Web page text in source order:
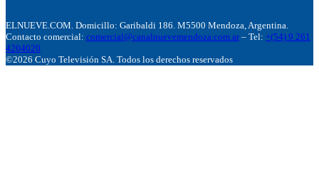
ELNUEVE.COM. Domicillo: Garibaldi 186. M5500 Mendoza, Argentina.
Contacto comercial: comercial@canalnuevemendoza.com.ar – Tel: +(54) 9 261
4204020
©2026 Cuyo Televisión SA. Todos los derechos reservados